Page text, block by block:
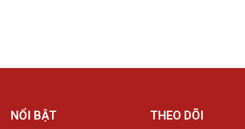
NỔI BẬT THEO DÕI